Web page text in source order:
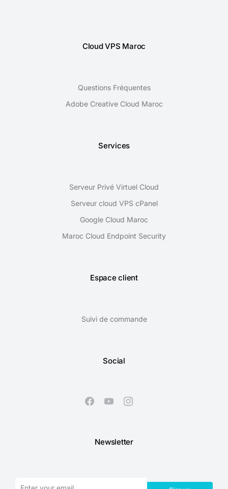
Cloud VPS Maroc
Questions Fréquentes
Adobe Creative Cloud Maroc
Services
Serveur Privé Virtuel Cloud
Serveur cloud VPS cPanel
Google Cloud Maroc
Maroc Cloud Endpoint Security
Espace client
Suivi de commande
Social
Newsletter